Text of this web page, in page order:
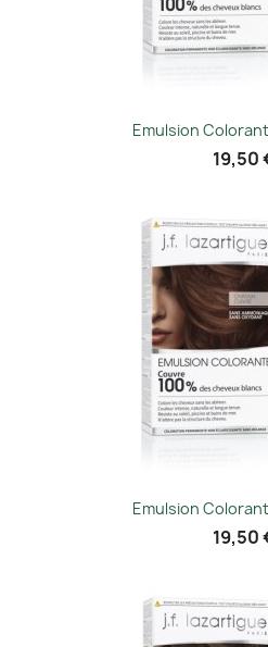
Emulsion
19,50
Emulsion
19,50